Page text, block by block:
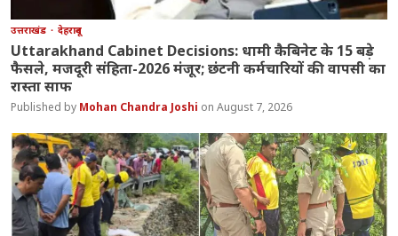
उत्तराखंड देहरादून
Uttarakhand Cabinet Decisions: धामी कैबिनेट के 15 बड़े
फैसले, मजदूरी संहिता-2026 मंजूर; छंटनी कर्मचारियों की वापसी का
रास्ता साफ
Mohan Chandra Joshi August 7, 2026